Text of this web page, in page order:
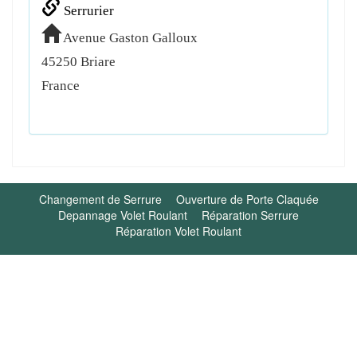
Serrurier
Avenue Gaston Galloux
45250 Briare
France
Changement de Serrure
Ouverture de Porte Claquée
Depannage Volet Roulant
Réparation Serrure
Réparation Volet Roulant